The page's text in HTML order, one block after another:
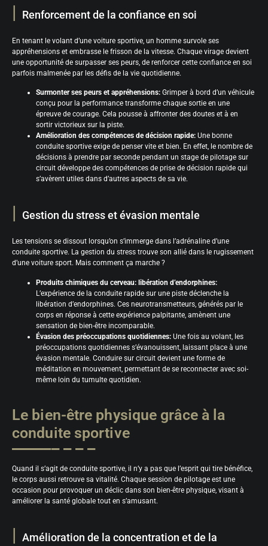
Renforcement de la confiance en soi
En tenant le volant d’une voiture sportive, un homme survole ses
appréhensions et embrasse le frisson de la vitesse. Chaque virage devient
une opportunité de surpasser ses peurs, de renforcer cette confiance en soi
parfois malmenée par les défis de la vie quotidienne.
Surmonter ses peurs et appréhensions: Grimper à bord d’un véhicule
conçu pour la performance transforme chaque sortie en une
épreuve de courage. Cela pousse à affronter des doutes et à en
sortir victorieux sur la piste.
Amélioration des compétences de décision rapide: Une bonne
conduite sportive exige de penser vite et bien. En effet, le nombre de
décisions à prendre par seconde pendant un stage de pilotage sur
circuit développe des compétences de prise de décision rapide qui
s’avèrent utiles dans d’autres aspects de sa vie.
Gestion du stress et évasion mentale
Les tensions se dissout lorsqu’on s’immerge dans l’adrénaline d’une
conduite sportive. La gestion du stress trouve son allié dans le rugissement
d’une voiture sport. Mais comment ça marche ?
Produits chimiques du cerveau: libération d’endorphines:
L’expérience de la conduite rapide sur une piste déclenche la
libération d’endorphines. Ces neurotransmetteurs, générés par le
corps en réponse à cette expérience palpitante, amènent une
sensation de bien-être incomparable.
Évasion des préoccupations quotidiennes: Une fois au volant, les
préoccupations quotidiennes s’évanouissent, laissant place à une
évasion mentale. Conduire sur circuit devient une forme de
méditation en mouvement, permettant de se reconnecter avec soi-
même loin du tumulte quotidien.
Le bien-être physique grâce à la
conduite sportive
Quand il s’agit de conduite sportive, il n’y a pas que l’esprit qui tire bénéfice,
le corps aussi retrouve sa vitalité. Chaque session de pilotage est une
occasion pour provoquer un déclic dans son bien-être physique, visant à
améliorer la santé globale tout en s’amusant.
Amélioration de la concentration et de la